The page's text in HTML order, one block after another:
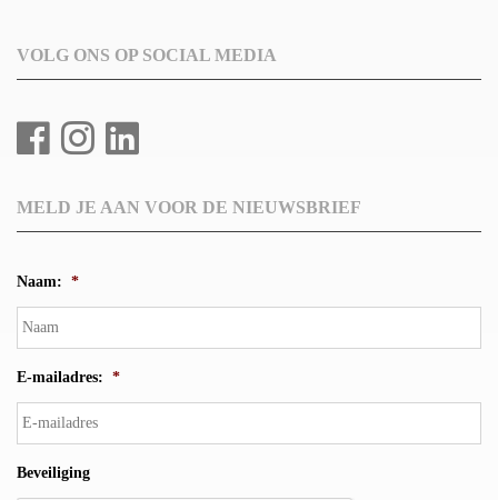
VOLG ONS OP SOCIAL MEDIA
MELD JE AAN VOOR DE NIEUWSBRIEF
Naam: *
E-mailadres: *
Beveiliging